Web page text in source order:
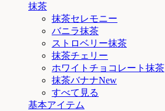
抹茶
抹茶セレモニー
バニラ抹茶
ストロベリー抹茶
抹茶チェリー
ホワイトチョコレート抹茶
抹茶バナナNew
すべて見る
基本アイテム